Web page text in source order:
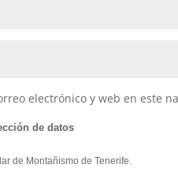
electrónico y web en este
de datos
de Montañismo de Tenerife.